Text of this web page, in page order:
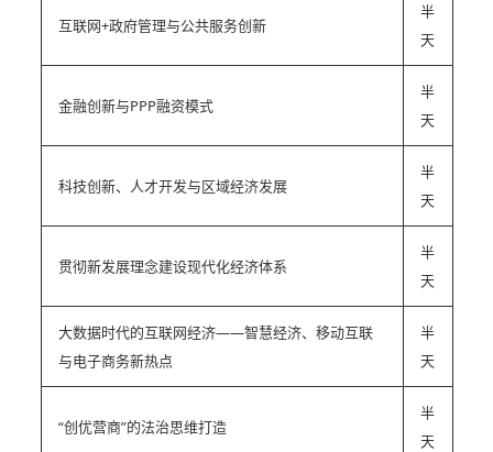
互联网+政府管理与公共服务创新
半
天
金融创新与PPP融资模式
半
天
科技创新、人才开发与区域经济发展
半
天
贯彻新发展理念建设现代化经济体系
半
天
大数据时代的互联网经济——智慧经济、移动互联
与电子商务新热点
半
天
“创优营商”的法治思维打造
半
天